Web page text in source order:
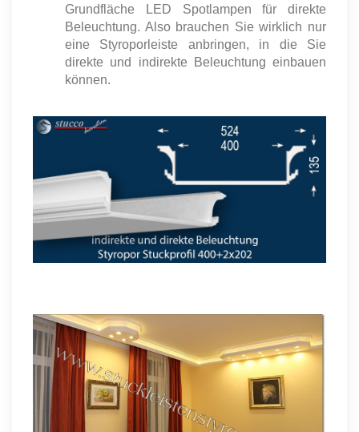
Grundfläche LED Spotlampen für direkte
Beleuchtung. Also brauchen Sie wirklich nur
eine Styroporleiste anbringen, in die Sie
direkte und indirekte Beleuchtung einbauen
können.